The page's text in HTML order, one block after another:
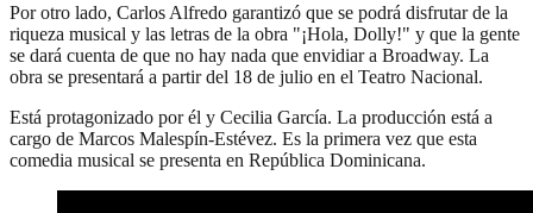
Por otro lado, Carlos Alfredo garantizó que se podrá disfrutar de la
riqueza musical y las letras de la obra "¡Hola, Dolly!" y que la gente
se dará cuenta de que no hay nada que envidiar a Broadway. La
obra se presentará a partir del 18 de julio en el Teatro Nacional.
Está protagonizado por él y Cecilia García. La producción está a
cargo de Marcos Malespín-Estévez. Es la primera vez que esta
comedia musical se presenta en República Dominicana.